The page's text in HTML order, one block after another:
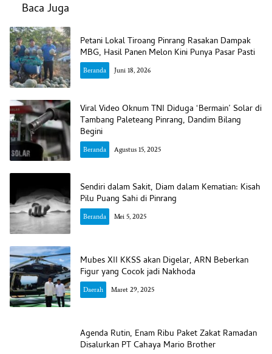
Baca Juga
Petani Lokal Tiroang Pinrang Rasakan Dampak
MBG, Hasil Panen Melon Kini Punya Pasar Pasti
Beranda Juni 18, 2026
Viral Video Oknum TNI Diduga ‘Bermain’ Solar di
Tambang Paleteang Pinrang, Dandim Bilang
Begini
Beranda Agustus 15, 2025
Sendiri dalam Sakit, Diam dalam Kematian: Kisah
Pilu Puang Sahi di Pinrang
Beranda Mei 5, 2025
Mubes XII KKSS akan Digelar, ARN Beberkan
Figur yang Cocok jadi Nakhoda
Daerah Maret 29, 2025
Agenda Rutin, Enam Ribu Paket Zakat Ramadan
Disalurkan PT Cahaya Mario Brother